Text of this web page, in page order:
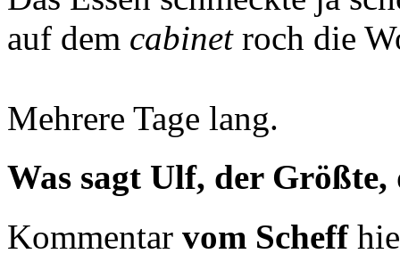
auf dem cabinetroch die
Mehrere Tage lang.
Was sagt Ulf, der Größte,
Kommentar vom Scheff